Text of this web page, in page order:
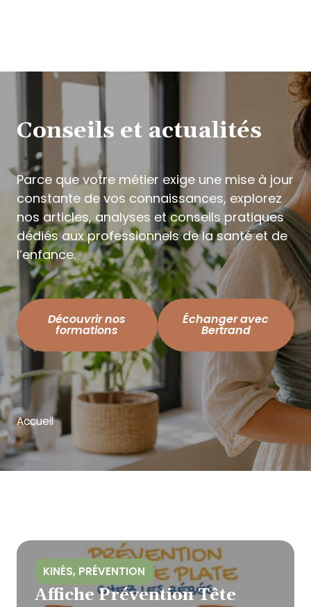
Conseils et actualités
Parce que votre métier exige une mise à jour
constante de vos connaissances, explorez
nos articles, analyses et conseils pratiques
dédiés aux professionnels de la santé et de
l’enfance.
Découvrir nos
formations
Échanger avec
Bertrand
Accueil
KINÉS, PRÉVENTION
Affiche Prévention Tête